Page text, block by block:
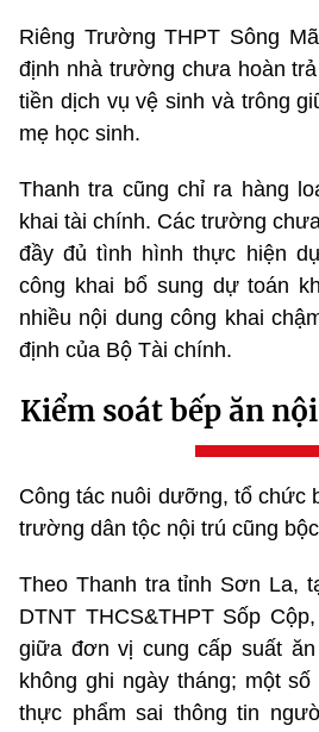
Riêng Trường THPT Sông
định nhà trường chưa hoàn
tiền dịch vụ vệ sinh và trông
mẹ học sinh.
Thanh tra cũng chỉ ra hàng
khai tài chính. Các trường
đầy đủ tình hình thực hiện
công khai bổ sung dự toán
nhiều nội dung công khai
định của Bộ Tài chính.
Kiểm soát bếp ăn
Công tác nuôi dưỡng, tổ chức
trường dân tộc nội trú cũng
Theo Thanh tra tỉnh Sơn La,
DTNT THCS&THPT Sốp
giữa đơn vị cung cấp suất
không ghi ngày tháng; một
thực phẩm sai thông tin